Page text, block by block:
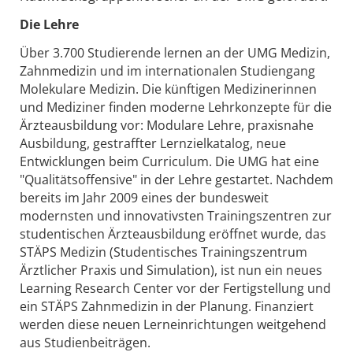
Die Lehre
Über 3.700 Studierende lernen an der UMG Medizin,
Zahnmedizin und im internationalen Studiengang
Molekulare Medizin. Die künftigen Medizinerinnen
und Mediziner finden moderne Lehrkonzepte für die
Ärzteausbildung vor: Modulare Lehre, praxisnahe
Ausbildung, gestraffter Lernzielkatalog, neue
Entwicklungen beim Curriculum. Die UMG hat eine
"Qualitätsoffensive" in der Lehre gestartet. Nachdem
bereits im Jahr 2009 eines der bundesweit
modernsten und innovativsten Trainingszentren zur
studentischen Ärzteausbildung eröffnet wurde, das
STÄPS Medizin (Studentisches Trainingszentrum
Ärztlicher Praxis und Simulation), ist nun ein neues
Learning Research Center vor der Fertigstellung und
ein STÄPS Zahnmedizin in der Planung. Finanziert
werden diese neuen Lerneinrichtungen weitgehend
aus Studienbeiträgen.